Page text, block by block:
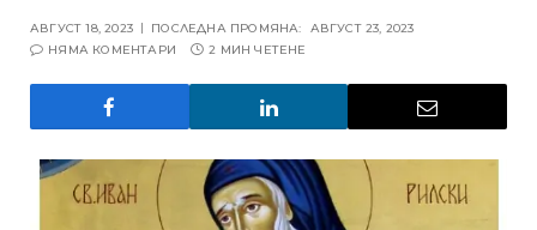
АВГУСТ 18, 2023 ПОСЛЕДНА ПРОМЯНА:
АВГУСТ 23, 2023
НЯМА КОМЕНТАРИ
2 МИН ЧЕТЕНЕ